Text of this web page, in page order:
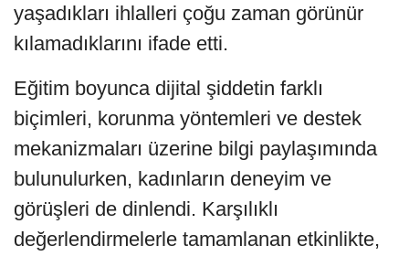
yaşadıkları ihlalleri çoğu zaman görünür
kılamadıklarını ifade etti.
Eğitim boyunca dijital şiddetin farklı
biçimleri, korunma yöntemleri ve destek
mekanizmaları üzerine bilgi paylaşımında
bulunulurken, kadınların deneyim ve
görüşleri de dinlendi. Karşılıklı
değerlendirmelerle tamamlanan etkinlikte,